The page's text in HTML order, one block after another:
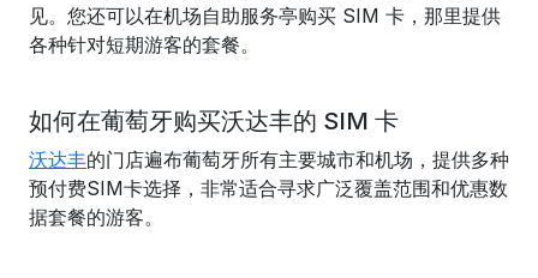
见。您还可以在机场自助服务亭购买 SIM 卡，那里提供
各种针对短期游客的套餐。
如何在葡萄牙购买沃达丰的 SIM 卡
沃达丰的门店遍布葡萄牙所有主要城市和机场，提供多种
预付费SIM卡选择，非常适合寻求广泛覆盖范围和优惠数
据套餐的游客。